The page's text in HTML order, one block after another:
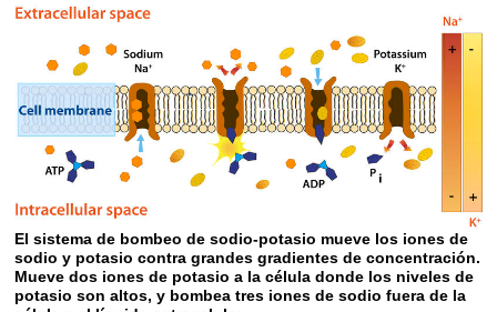
El sistema de bombeo de sodio-potasio mueve los iones de
sodio y potasio contra grandes gradientes de concentración.
Mueve dos iones de potasio a la célula donde los niveles de
potasio son altos, y bombea tres iones de sodio fuera de la